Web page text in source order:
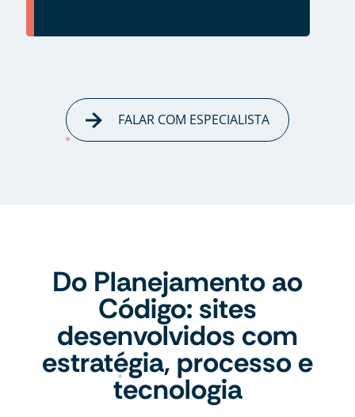
FALAR COM ESPECIALISTA
Do Planejamento ao
Código: sites
desenvolvidos com
estratégia, processo e
tecnologia